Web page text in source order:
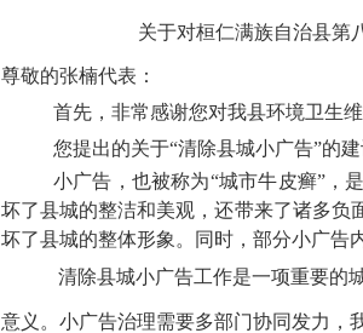
关于对桓仁满族自治县第
尊敬的张楠代表：
首先，非常感谢您对我县环境卫生
您提出的关于“清除县城小广告”的
小广告，也被称为“城市牛皮癣”，
坏了县城的整洁和美观，还带来了诸多负
坏了县城的整体形象。同时，部分小广告
清除县城小广告工作是一项重要的
意义。小广告治理需要多部门协同发力，